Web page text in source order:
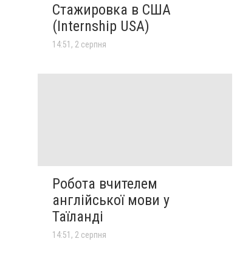
Стажировка в США
(Internship USA)
14:51, 2 серпня
Робота вчителем
англійської мови у
Таїланді
14:51, 2 серпня